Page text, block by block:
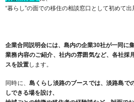
“暮らし”の面での移住の相談窓口として初めて
企業合同説明会には、島内の企業30社が⼀同に
業務内容のご紹介、社内の雰囲気など、各社採
スを設置します。
同時に、 島くらし淡路のブースでは、淡路島で
しできる場を設け、